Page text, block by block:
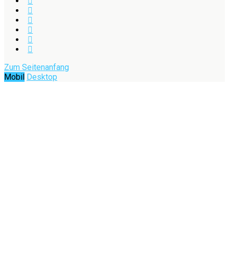
Zum Seitenanfang
Mobil Desktop